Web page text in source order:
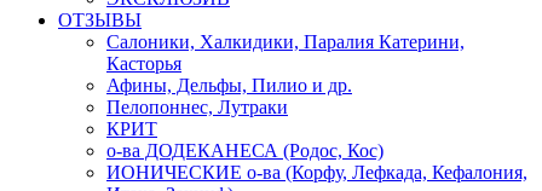
ОТЗЫВЫ
Салоники, Халкидики, Паралия Катерини,
Касторья
Афины, Дельфы, Пилио и др.
Пелопоннес, Лутраки
КРИТ
о-ва ДОДЕКАНЕСА (Родос, Кос)
ИОНИЧЕСКИЕ о-ва (Корфу, Лефкада, Кефалония,